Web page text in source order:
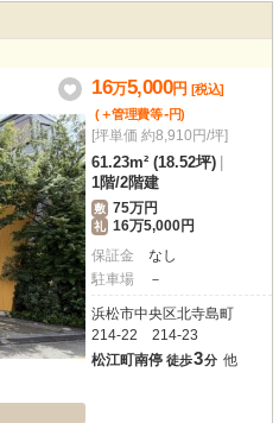
16万5,000円 [税込]
(＋管理費等-円)
[坪単価 約8,910円/坪]
61.23m² (18.52坪)
1階/2階建
敷 75万円
礼 16万5,000円
保証金
なし
駐車場
－
浜松市中央区北寺島町
214-22 214-23
松江町南停 徒歩3分 他